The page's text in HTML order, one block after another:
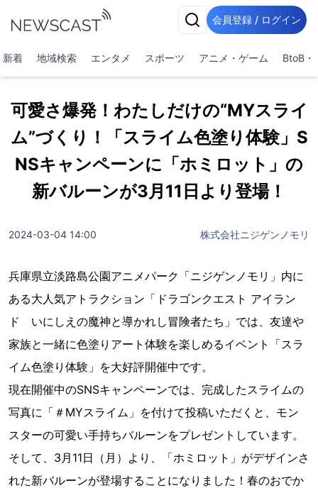
会員登録 / ログイン
新着 地域検索 エンタメ スポーツ アニメ・ゲーム BtoB・
可愛さ爆発！わたしだけの“MYスライ
ム”づくり！「スライム色塗り体験」S
NSキャンペーンに「ホミロット」の
新バルーンが3月11日より登場！
2024-03-04 14:00 株式会社ニジゲンノモリ
兵庫県立淡路島公園アニメパーク「ニジゲンノモリ」内に
ある大人気アトラクション「ドラゴンクエスト アイラン
ド いにしえの魔神と導かれし冒険者たち」では、友達や
家族と一緒に色塗りアート体験を楽しめるイベント「スラ
イム色塗り体験」を大好評開催中です。
現在開催中のSNSキャンペーンでは、完成したスライムの
写真に「＃MYスライム」を付けて投稿いただくと、モン
スターの可愛い手持ちバルーンをプレゼントしています。
そして、3月11日（月）より、「ホミロット」がデザインさ
れた新バルーンが登場することになりました！春のおでか